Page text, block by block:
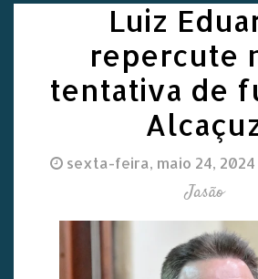
Luiz
repercute
tentativa de
sexta-feira, maio 24, 2024
Jasão